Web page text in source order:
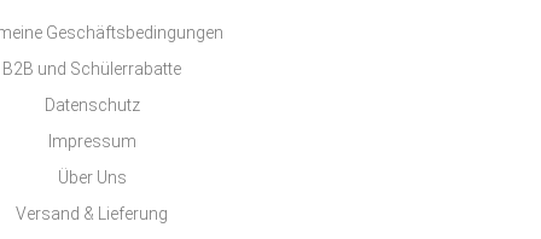
Geschäftsbedingungen
B2B und Schülerrabatte
Datenschutz
Impressum
Über Uns
Versand & Lieferung